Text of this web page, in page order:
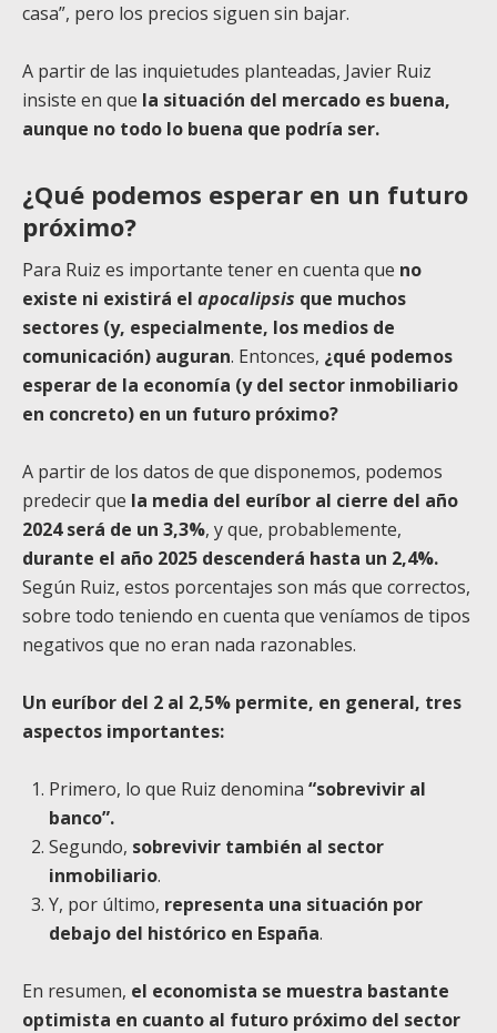
casa”, pero los precios siguen sin bajar.
A partir de las inquietudes planteadas, Javier Ruiz
insiste en que la situación del mercado es buena,
aunque no todo lo buena que podría ser.
¿Qué podemos esperar en un futuro
próximo?
Para Ruiz es importante tener en cuenta que no
existe ni existirá el apocalipsis que muchos
sectores (y, especialmente, los medios de
comunicación) auguran. Entonces, ¿qué podemos
esperar de la economía (y del sector inmobiliario
en concreto) en un futuro próximo?
A partir de los datos de que disponemos, podemos
predecir que la media del euríbor al cierre del año
2024 será de un 3,3%, y que, probablemente,
durante el año 2025 descenderá hasta un 2,4%.
Según Ruiz, estos porcentajes son más que correctos,
sobre todo teniendo en cuenta que veníamos de tipos
negativos que no eran nada razonables.
Un euríbor del 2 al 2,5% permite, en general, tres
aspectos importantes:
Primero, lo que Ruiz denomina “sobrevivir al
banco”.
Segundo, sobrevivir también al sector
inmobiliario.
Y, por último, representa una situación por
debajo del histórico en España.
En resumen, el economista se muestra bastante
optimista en cuanto al futuro próximo del sector